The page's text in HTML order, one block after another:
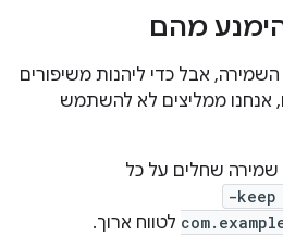
מהם
אבל כדי ליהנות משיפורים
אנחנו ממליצים לא להשתמש
שחלים על כל
-
לטווח ארוך.